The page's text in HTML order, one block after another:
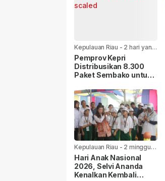
Kepulauan Riau - 2 hari yang
lalu
Pemprov Kepri
Distribusikan 8.300
Paket Sembako untuk
Kabupaten/Kota
Kepulauan Riau - 2 minggu
yang lalu
Hari Anak Nasional
2026, Selvi Ananda
Kenalkan Kembali